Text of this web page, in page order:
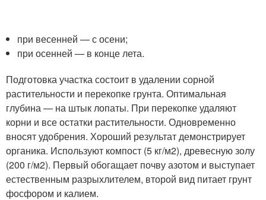
при весенней — с осени;
при осенней — в конце лета.
Подготовка участка состоит в удалении сорной
растительности и перекопке грунта. Оптимальная
глубина — на штык лопаты. При перекопке удаляют
корни и все остатки растительности. Одновременно
вносят удобрения. Хороший результат демонстрирует
органика. Используют компост (5 кг/м2), древесную золу
(200 г/м2). Первый обогащает почву азотом и выступает
естественным разрыхлителем, второй вид питает грунт
фосфором и калием.